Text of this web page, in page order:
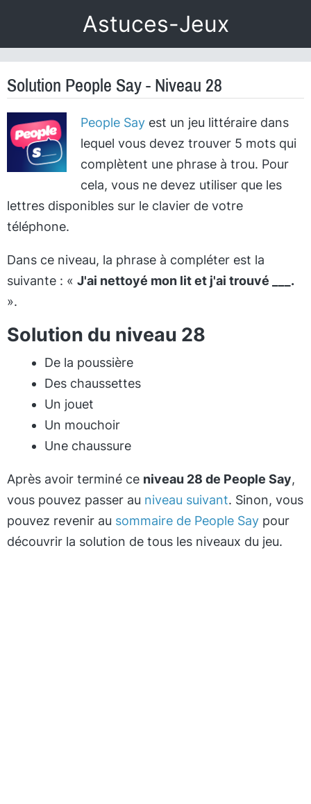
Astuces-Jeux
Solution People Say - Niveau 28
People Sayest un jeu littéraire dans
lequel vous devez trouver 5 mots qui
complètent une phrase à trou. Pour
cela, vous ne devez utiliser que les
lettres disponibles sur le clavier de votre
téléphone.
Dans ce niveau, la phrase à compléter est la
suivante : « J'ai nettoyé mon lit et j'ai trouvé ___.
».
Solution du niveau 28
De la poussière
Des chaussettes
Un jouet
Un mouchoir
Une chaussure
Après avoir terminé ce niveau 28 de People Say,
vous pouvez passer au niveau suivant. Sinon, vous
pouvez revenir au sommaire de People Say pour
découvrir la solution de tous les niveaux du jeu.